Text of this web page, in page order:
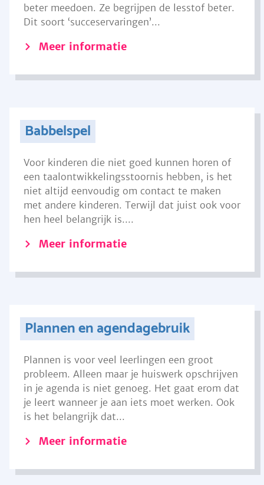
beter meedoen. Ze begrijpen de lesstof beter.
Dit soort ‘succeservaringen’...
Meer informatie
Babbelspel
Voor kinderen die niet goed kunnen horen of
een taalontwikkelingsstoornis hebben, is het
niet altijd eenvoudig om contact te maken
met andere kinderen. Terwijl dat juist ook voor
hen heel belangrijk is....
Meer informatie
Plannen en agendagebruik
Plannen is voor veel leerlingen een groot
probleem. Alleen maar je huiswerk opschrijven
in je agenda is niet genoeg. Het gaat erom dat
je leert wanneer je aan iets moet werken. Ook
is het belangrijk dat...
Meer informatie